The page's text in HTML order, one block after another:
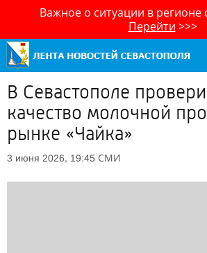
Важное о ситуации в
Перейти >>>
В Севастополе
качество молочной
рынке «Чайка»
3 июня 2026, 19:45 СМИ